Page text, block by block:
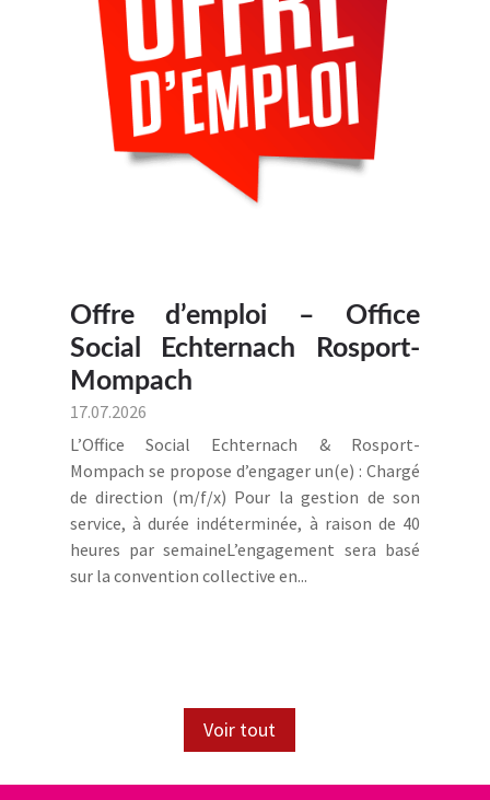
Offre d’emploi – Office
Social Echternach Rosport-
Mompach
17.07.2026
L’Office Social Echternach & Rosport-
Mompach se propose d’engager un(e) : Chargé
de direction (m/f/x) Pour la gestion de son
service, à durée indéterminée, à raison de 40
heures par semaineL’engagement sera basé
sur la convention collective en...
Voir tout